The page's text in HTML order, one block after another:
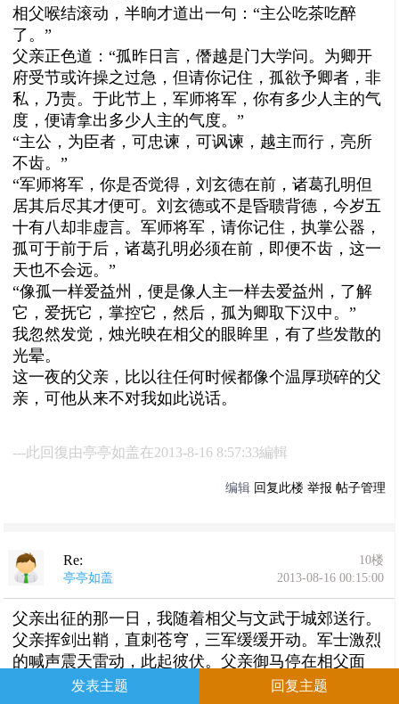
发表主题 回复主题
相父喉结滚动，半晌才道出一句：“主公吃茶吃醉
了。”
父亲正色道：“孤昨日言，僭越是门大学问。为卿开
府受节或许操之过急，但请你记住，孤欲予卿者，非
私，乃责。于此节上，军师将军，你有多少人主的气
度，便请拿出多少人主的气度。”
“主公，为臣者，可忠谏，可讽谏，越主而行，亮所
不齿。”
“军师将军，你是否觉得，刘玄德在前，诸葛孔明但
居其后尽其才便可。刘玄德或不是昏聩背德，今岁五
十有八却非虚言。军师将军，请你记住，执掌公器，
孤可于前于后，诸葛孔明必须在前，即便不齿，这一
天也不会远。”
“像孤一样爱益州，便是像人主一样去爱益州，了解
它，爱抚它，掌控它，然后，孤为卿取下汉中。”
我忽然发觉，烛光映在相父的眼眸里，有了些发散的
光晕。
这一夜的父亲，比以往任何时候都像个温厚琐碎的父
亲，可他从来不对我如此说话。
---此回復由亭亭如盖在2013-8-16 8:57:33編輯
编辑 回复此楼 举报 帖子管理
Re:
10楼
亭亭如盖
2013-08-16 00:15:00
父亲出征的那一日，我随着相父与文武于城郊送行。
父亲挥剑出鞘，直刺苍穹，三军缓缓开动。军士激烈
的喊声震天雷动，此起彼伏。父亲御马停在相父面
前，向着城门轻声道：“成都，成都，当孤夺得天下